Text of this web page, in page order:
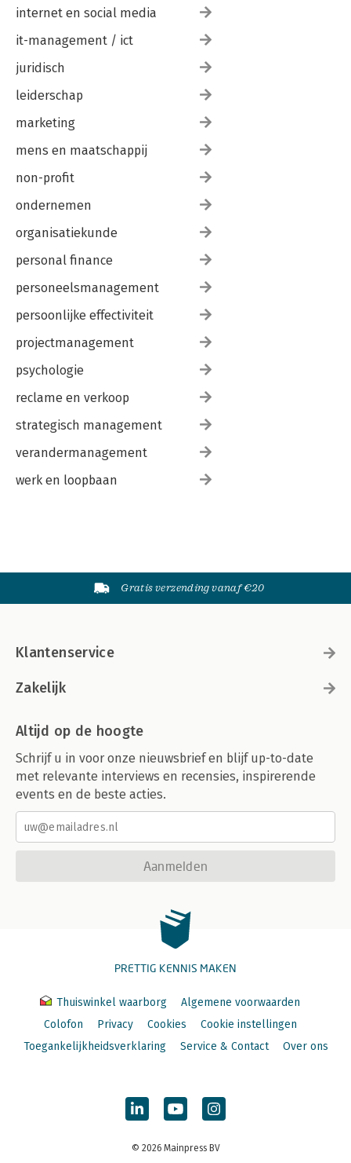
internet en social media
it-management / ict
juridisch
leiderschap
marketing
mens en maatschappij
non-profit
ondernemen
organisatiekunde
personal finance
personeelsmanagement
persoonlijke effectiviteit
projectmanagement
psychologie
reclame en verkoop
strategisch management
verandermanagement
werk en loopbaan
Gratis verzending vanaf €20
Klantenservice
Zakelijk
Altijd op de hoogte
Schrijf u in voor onze nieuwsbrief en blijf up-to-date
met relevante interviews en recensies, inspirerende
events en de beste acties.
Aanmelden
PRETTIG KENNIS MAKEN
Thuiswinkel waarborg
Algemene voorwaarden
Colofon
Privacy Cookies
Cookie instellingen
Toegankelijkheidsverklaring
Service & Contact Over ons
© 2026 Mainpress BV